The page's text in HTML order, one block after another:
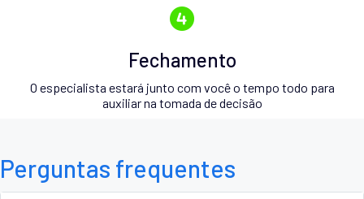
Fechamento
O especialista estará junto com você o tempo todo para
auxiliar na tomada de decisão
Perguntas frequentes